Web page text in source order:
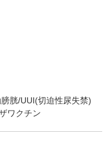
胱/UUI(切迫性尿失禁)
ワクチン